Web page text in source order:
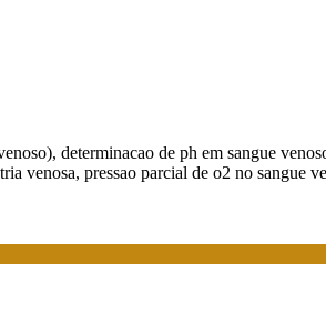
determinacao de ph em sangue
venosa, pressao parcial de o2 no sangue